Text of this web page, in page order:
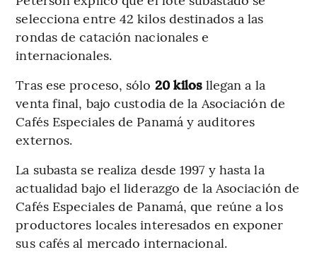
selecciona entre 42 kilos destinados a las
rondas de catación nacionales e
internacionales.
Tras ese proceso, sólo 20 kilosllegan a la
venta final, bajo custodia de la Asociación de
Cafés Especiales de Panamá y auditores
externos.
La subasta se realiza desde 1997 y hasta la
actualidad bajo el liderazgo de la Asociación de
Cafés Especiales de Panamá, que reúne a los
productores locales interesados en exponer
sus cafés al mercado internacional.